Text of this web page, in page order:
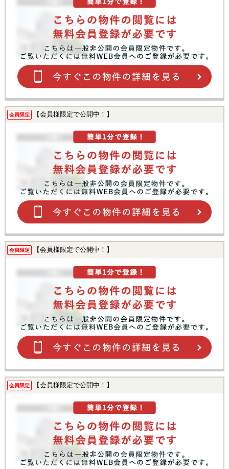
会員限定 【会員様限定で公開中！】
会員限定 【会員様限定で公開中！】
会員限定 【会員様限定で公開中！】